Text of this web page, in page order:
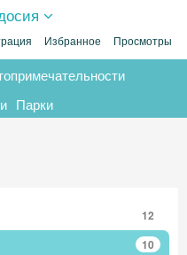
Избранное Просмотры
Парки
12
10